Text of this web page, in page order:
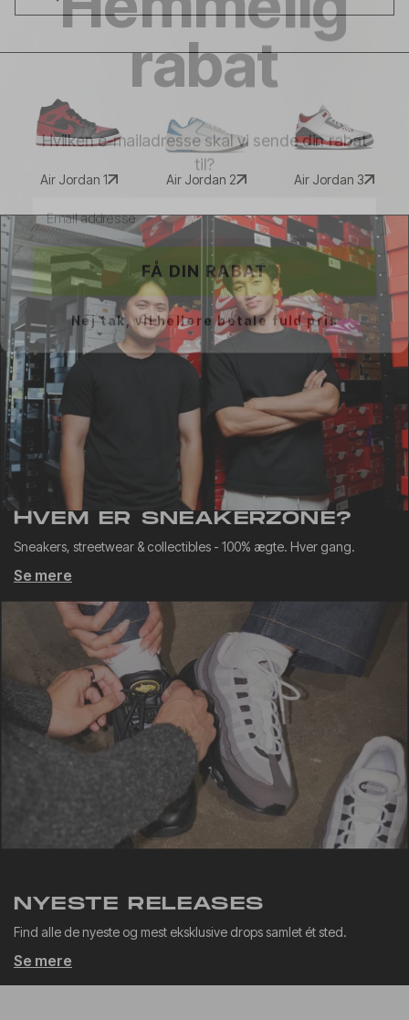
Air Jordan 1 Air Jordan 2 Air Jordan 3
HVEM ER SNEAKERZONE?
Sneakers, streetwear & collectibles - 100% ægte. Hver gang.
Se mere
NYESTE RELEASES
Find alle de nyeste og mest eksklusive drops samlet ét sted.
Se mere
rabat
Hvilken e-mailadresse skal vi sende din rabat
til?
Email address
FÅ DIN RABAT
Nej tak, vil hellere betale fuld pris